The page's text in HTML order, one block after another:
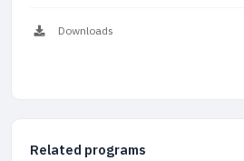
Downloads
Related programs